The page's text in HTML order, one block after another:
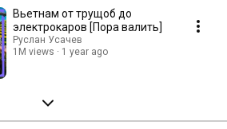
Вьетнам от трущоб до
электрокаров [Пора валить]
Руслан Усачев
1M views
1 year ago